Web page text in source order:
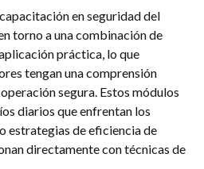
en seguridad del
torno a una combinación de
práctica, lo que
tengan una comprensión
segura. Estos módulos
diarios que enfrentan los
estrategias de eficiencia de
directamente con técnicas de